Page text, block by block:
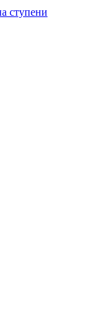
ступени